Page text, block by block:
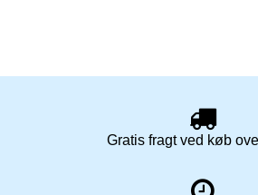
Gratis fragt ved køb